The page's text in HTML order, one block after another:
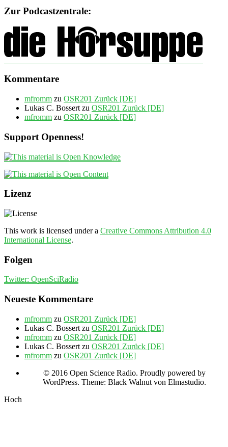
Zur Podcastzentrale:
Kommentare
mfromm zu OSR201 Zurück [DE]
Lukas C. Bossert zu OSR201 Zurück [DE]
mfromm zu OSR201 Zurück [DE]
Support Openness!
Lizenz
This work is licensed under a Creative Commons Attribution 4.0
International License.
Folgen
Twitter: OpenSciRadio
Neueste Kommentare
mfromm zu OSR201 Zurück [DE]
Lukas C. Bossert zu OSR201 Zurück [DE]
mfromm zu OSR201 Zurück [DE]
Lukas C. Bossert zu OSR201 Zurück [DE]
mfromm zu OSR201 Zurück [DE]
© 2016 Open Science Radio. Proudly powered by
WordPress. Theme: Black Walnut von Elmastudio.
Hoch